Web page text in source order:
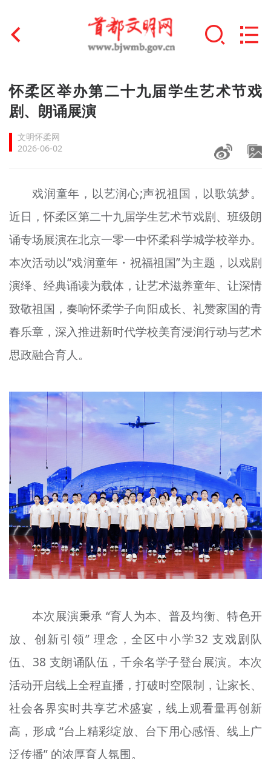
首页
文明创建
文明实践
未成年人思想道德建设
榜样人物
+
身边好人
文明评论
北京宣传文化引导基金
资料库
+
怀柔区举办第二十九届学生艺术节戏
剧、朗诵展演
文明怀柔网
2026-06-02
戏润童年，以艺润心;声祝祖国，以歌筑梦。
近日，怀柔区第二十九届学生艺术节戏剧、班级朗
诵专场展演在北京一零一中怀柔科学城学校举办。
本次活动以“戏润童年・祝福祖国”为主题，以戏剧
演绎、经典诵读为载体，让艺术滋养童年、让深情
致敬祖国，奏响怀柔学子向阳成长、礼赞家国的青
春乐章，深入推进新时代学校美育浸润行动与艺术
思政融合育人。
本次展演秉承 “育人为本、普及均衡、特色开
放、创新引领” 理念，全区中小学32 支戏剧队
伍、38 支朗诵队伍，千余名学子登台展演。本次
活动开启线上全程直播，打破时空限制，让家长、
社会各界实时共享艺术盛宴，线上观看量再创新
高，形成 “台上精彩绽放、台下用心感悟、线上广
泛传播” 的浓厚育人氛围。